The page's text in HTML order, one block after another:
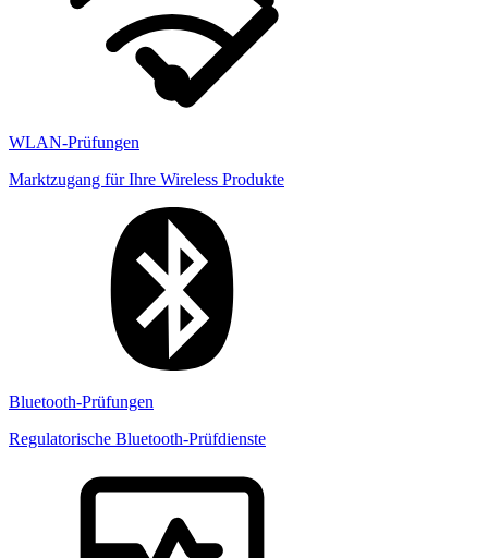
WLAN-Prüfungen
Marktzugang für Ihre Wireless Produkte
Bluetooth-Prüfungen
Regulatorische Bluetooth-Prüfdienste